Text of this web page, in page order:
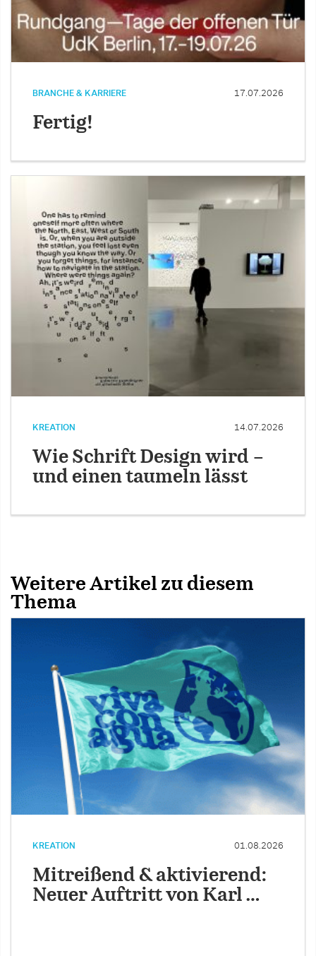
BRANCHE & KARRIERE 17.07.2026
Fertig!
KREATION 14.07.2026
Wie Schrift Design wird –
und einen taumeln lässt
Weitere Artikel zu diesem
Thema
KREATION 01.08.2026
Mitreißend & aktivierend:
Neuer Auftritt von Karl …